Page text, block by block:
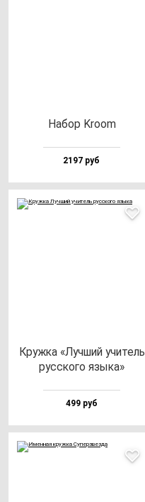
Набор Kro­om
2197 руб
Круж­ка «Луч­ший учи­тель
рус­ско­го язы­ка»
499 руб